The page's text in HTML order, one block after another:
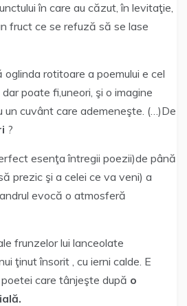
în care au căzut, în levitaţie,
fruct ce se refuză să se lase
rotitoare a poemului e cel
poate fi,uneori, şi o imagine
un cuvânt care ademeneşte. (…)De
?
esenţa întregii poezii)de până
prezic şi a celei ce va veni) a
evocă o atmosferă
frunzelor lui lanceolate
ţinut însorit , cu ierni calde. E
care tânjeşte după o